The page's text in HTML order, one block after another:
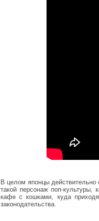
В целом японцы
такой персонаж поп-
кафе с кошками, куда
законодательства.